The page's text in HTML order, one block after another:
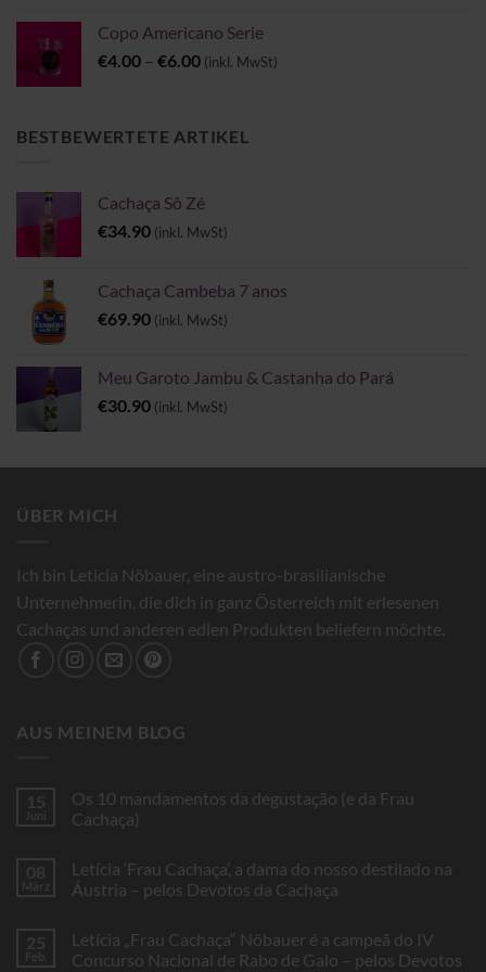
Copo Americano Serie
€4.00 – €6.00Preisspanne:
€6.00
(inkl. MwSt)
BESTBEWERTETE ARTIKEL
Cachaça Sô Zé
€34.90 (inkl. MwSt)
Cachaça Cambeba 7 anos
€69.90 (inkl. MwSt)
Meu Garoto Jambu & Castanha do Pará
€30.90 (inkl. MwSt)
ÜBER MICH
Ich bin Leticia Nöbauer, eine austro-brasilianische
Unternehmerin, die dich in ganz Österreich mit erlesenen
Cachaças und anderen edlen Produkten beliefern möchte.
AUS MEINEM BLOG
15
Juni
Os 10 mandamentos da degustação (e da Frau
Cachaça)
Os
10
degustação
(e
da
08
März
Letícia ‘Frau Cachaça’, a dama do nosso destilado na
Áustria – pelos Devotos da Cachaça
Letícia
‘Frau
25
Feb.
Letícia „Frau Cachaça“ Nöbauer é a campeã do IV
Concurso Nacional de Rabo de Galo – pelos Devotos